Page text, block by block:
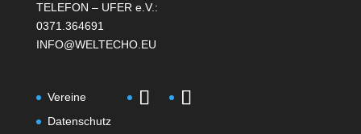
TELEFON – UFER e.V.:
0371.364691
INFO@WELTECHO.EU
Vereine
Datenschutz